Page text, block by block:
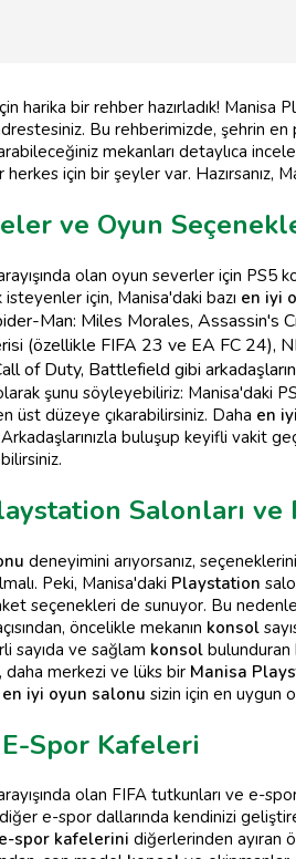
harika bir rehber hazırladık! Manisa
Bu rehberimizde, şehrin
mekanları detaylıca
için bir şeyler var. Hazırsanız,
ve Oyun
olan oyun severler için PS5
isteyenler için, Manisa'daki bazı en iyi
Man: Miles Morales, Assassin's
(özellikle FIFA 23 ve EA FC 24),
of Duty, Battlefield gibi
şunu söyleyebiliriz: Manisa'daki
üst düzeye çıkarabilirsiniz. Daha en
Arkadaşlarınızla buluşup keyifli vakit
Salonları ve
deneyimini arıyorsanız,
Peki, Manisa'daki Playstation
seçenekleri de sunuyor. Bu
öncelikle mekanın konsol
sayıda ve sağlam konsol
merkezi ve lüks bir Manisa
en iyi oyun salonu sizin için en uygun
Spor Kafeleri
olan FIFA tutkunları ve e-
e-spor dallarında kendinizi
spor kafelerini diğerlerinden ayıran